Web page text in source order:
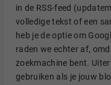
in de RSS-feed
volledige tekst of een
heb je de optie om
raden we echter af,
zoekmachine bent.
gebruiken als je jouw